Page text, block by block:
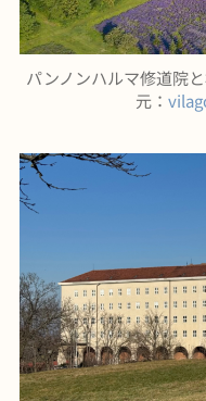
パンノンハルマ修道院
元：